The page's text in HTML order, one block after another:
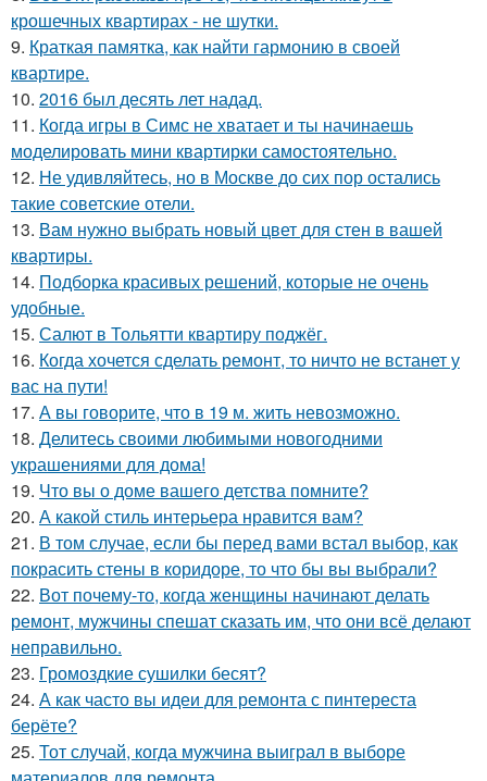
крошечных квартирах - не шутки.
9. Краткая памятка, как найти гармонию в своей
квартире.
10. 2016 был десять лет надад.
11. Когда игры в Симс не хватает и ты начинаешь
моделировать мини квартирки самостоятельно.
12. Не удивляйтесь, но в Москве до сих пор остались
такие советские отели.
13. Вам нужно выбрать новый цвет для стен в вашей
квартиры.
14. Подборка красивых решений, которые не очень
удобные.
15. Салют в Тольятти квартиру поджёг.
16. Когда хочется сделать ремонт, то ничто не встанет у
вас на пути!
17. А вы говорите, что в 19 м. жить невозможно.
18. Делитесь своими любимыми новогодними
украшениями для дома!
19. Что вы о доме вашего детства помните?
20. А какой стиль интерьера нравится вам?
21. В том случае, если бы перед вами встал выбор, как
покрасить стены в коридоре, то что бы вы выбрали?
22. Вот почему-то, когда женщины начинают делать
ремонт, мужчины спешат сказать им, что они всё делают
неправильно.
23. Громоздкие сушилки бесят?
24. А как часто вы идеи для ремонта с пинтереста
берёте?
25. Тот случай, когда мужчина выиграл в выборе